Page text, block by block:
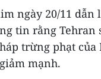
ngày 20/11
tin rằng
trừng phạt
mạnh.